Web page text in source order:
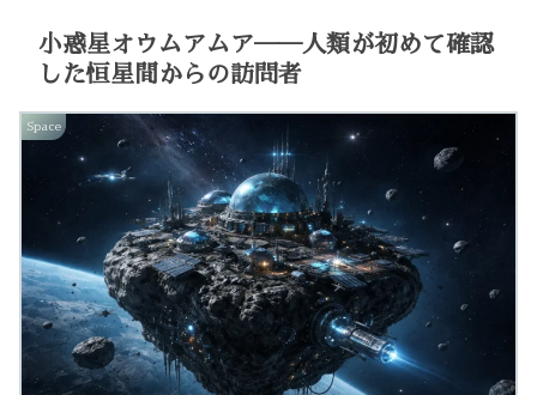
小惑星オウムアムア──人類が初めて確認
した恒星間からの訪問者
Space